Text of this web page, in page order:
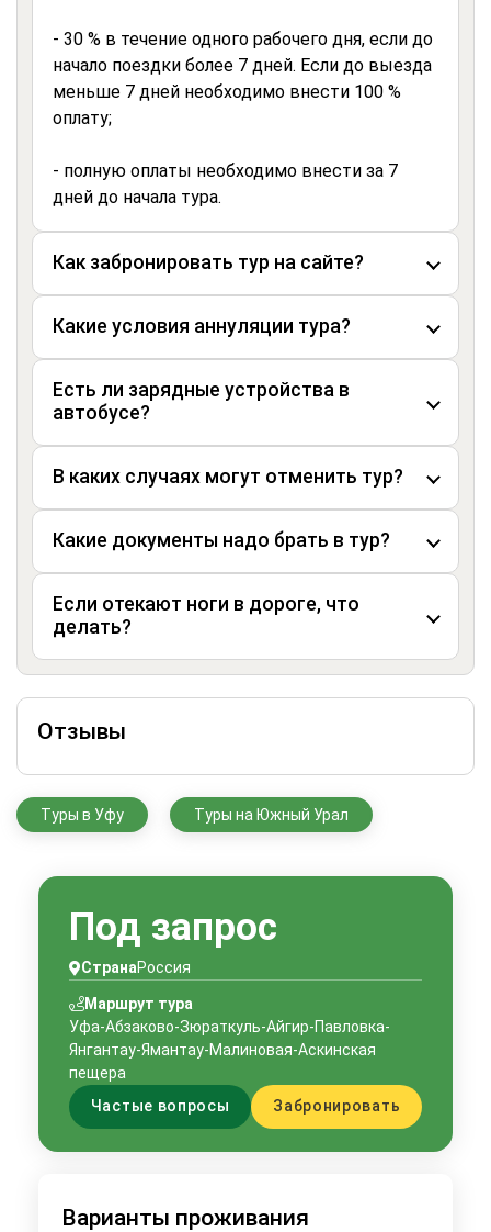
- 30 % в течение одного рабочего дня, если до
начало поездки более 7 дней. Если до выезда
меньше 7 дней необходимо внести 100 %
оплату;
- полную оплаты необходимо внести за 7
дней до начала тура.
Как забронировать тур на сайте?
Какие условия аннуляции тура?
Есть ли зарядные устройства в
автобусе?
В каких случаях могут отменить тур?
Какие документы надо брать в тур?
Если отекают ноги в дороге, что
делать?
Отзывы
Туры в Уфу Туры на Южный Урал
Под запрос
СтранаРоссия
Маршрут тура
Уфа-Абзаково-Зюраткуль-Айгир-Павловка-
Янгантау-Ямантау-Малиновая-Аскинская
пещера
Частые вопросы
Забронировать
Варианты проживания